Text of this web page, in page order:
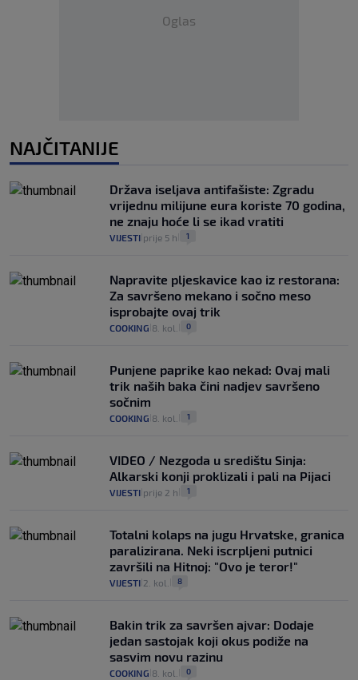
Oglas
NAJČITANIJE
Država iseljava antifašiste: Zgradu
vrijednu milijune eura koriste 70 godina,
ne znaju hoće li se ikad vratiti
VIJESTI prije 5 h 1
Napravite pljeskavice kao iz restorana:
Za savršeno mekano i sočno meso
isprobajte ovaj trik
COOKING 8. kol. 0
Punjene paprike kao nekad: Ovaj mali
trik naših baka čini nadjev savršeno
sočnim
COOKING 8. kol. 1
VIDEO / Nezgoda u središtu Sinja:
Alkarski konji proklizali i pali na Pijaci
VIJESTI prije 2 h 1
Totalni kolaps na jugu Hrvatske, granica
paralizirana. Neki iscrpljeni putnici
završili na Hitnoj: "Ovo je teror!"
VIJESTI 2. kol. 8
Bakin trik za savršen ajvar: Dodaje
jedan sastojak koji okus podiže na
sasvim novu razinu
COOKING 8. kol. 0